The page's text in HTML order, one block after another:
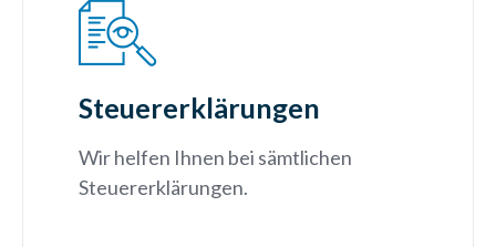
Steuererklärungen
Wir helfen Ihnen bei sämtlichen
Steuererklärungen.